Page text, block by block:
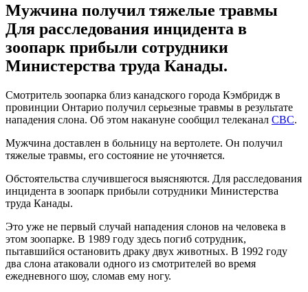
Мужчина получил тяжелые травмы
Для расследования инцидента в
зоопарк прибыли сотрудники
Министерства труда Канады.
Смотритель зоопарка близ канадского города Кэмбридж в
провинции Онтарио получил серьезные травмы в результате
нападения слона. Об этом накануне сообщил телеканал CBC.
Мужчина доставлен в больницу на вертолете. Он получил
тяжелые травмы, его состояние не уточняется.
Обстоятельства случившегося выясняются. Для расследования
инцидента в зоопарк прибыли сотрудники Министерства
труда Канады.
Это уже не первый случай нападения слонов на человека в
этом зоопарке. В 1989 году здесь погиб сотрудник,
пытавшийся остановить драку двух животных. В 1992 году
два слона атаковали одного из смотрителей во время
ежедневного шоу, сломав ему ногу.